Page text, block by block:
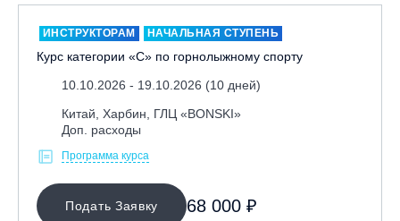
ИНСТРУКТОРАМ НАЧАЛЬНАЯ СТУПЕНЬ
Курс категории «С» по горнолыжному спорту
10.10.2026 - 19.10.2026 (10 дней)
Китай, Харбин, ГЛЦ «BONSKI»
Доп. расходы
Программа курса
Подать Заявку 68 000 ₽